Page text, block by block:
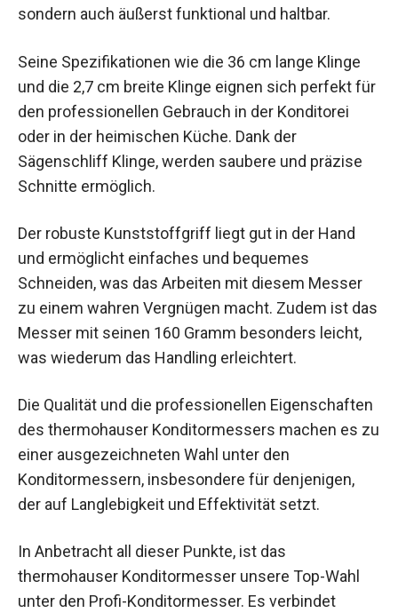
sondern auch äußerst funktional und haltbar.
Seine Spezifikationen wie die 36 cm lange Klinge
und die 2,7 cm breite Klinge eignen sich perfekt für
den professionellen Gebrauch in der Konditorei
oder in der heimischen Küche. Dank der
Sägenschliff Klinge, werden saubere und präzise
Schnitte ermöglich.
Der robuste Kunststoffgriff liegt gut in der Hand
und ermöglicht einfaches und bequemes
Schneiden, was das Arbeiten mit diesem Messer
zu einem wahren Vergnügen macht. Zudem ist das
Messer mit seinen 160 Gramm besonders leicht,
was wiederum das Handling erleichtert.
Die Qualität und die professionellen Eigenschaften
des thermohauser Konditormessers machen es zu
einer ausgezeichneten Wahl unter den
Konditormessern, insbesondere für denjenigen,
der auf Langlebigkeit und Effektivität setzt.
In Anbetracht all dieser Punkte, ist das
thermohauser Konditormesser unsere Top-Wahl
unter den Profi-Konditormesser. Es verbindet